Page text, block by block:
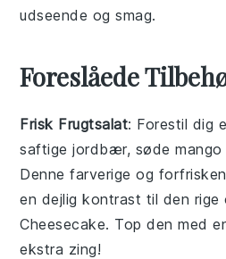
udseende og smag.
Foreslåede
Frisk Frugtsalat: Forestil dig
saftigejordbær, sødemango
Denne farverige og
en dejlig kontrast til den rige
Cheesecake. Top den med
ekstra zing!